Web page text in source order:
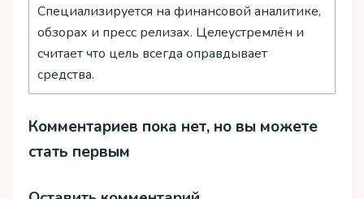
Специализируется на финансовой аналитике,
обзорах и пресс релизах. Целеустремлён и
считает что цель всегда оправдывает
средства.
Комментариев пока нет, но вы можете
стать первым